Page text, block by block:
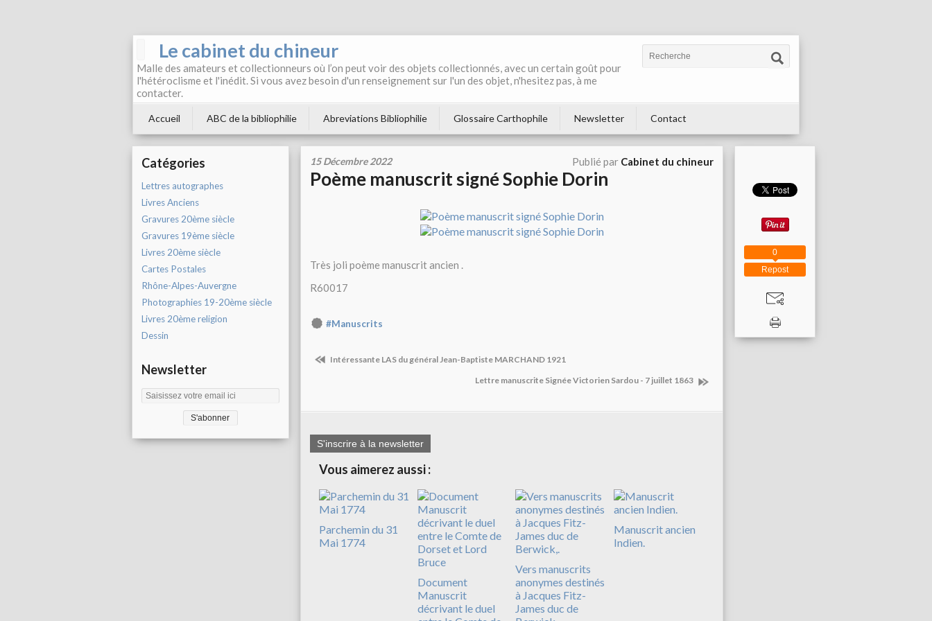
Le cabinet du chineur
Malle des amateurs et collectionneurs où l’on peut voir des objets collectionnés, avec un certain goût pour
l'hétéroclisme et l'inédit. Si vous avez besoin d'un renseignement sur l'un des objet, n'hesitez pas, à me
contacter.
Accueil ABC de la bibliophilie Abreviations Bibliophilie Glossaire Carthophile Newsletter Contact
Catégories
Lettres autographes
Livres Anciens
Gravures 20ème siècle
Gravures 19ème siècle
Livres 20ème siècle
Cartes Postales
Rhône-Alpes-Auvergne
Photographies 19-20ème siècle
Livres 20ème religion
Dessin
Newsletter
15 Décembre 2022 Publié par Cabinet du chineur
Poème manuscrit signé Sophie Dorin
Très joli poème manuscrit ancien .
R60017
#Manuscrits
Intéressante LAS du général Jean-Baptiste MARCHAND 1921
Lettre manuscrite Signée Victorien Sardou - 7 juillet 1863
S'inscrire à la newsletter
Vous aimerez aussi :
Parchemin du 31
Mai 1774
Document
Manuscrit
décrivant le duel
Vers manuscrits
anonymes destinés
à Jacques Fitz-
James duc de
Manuscrit ancien
Indien.
Repost
0